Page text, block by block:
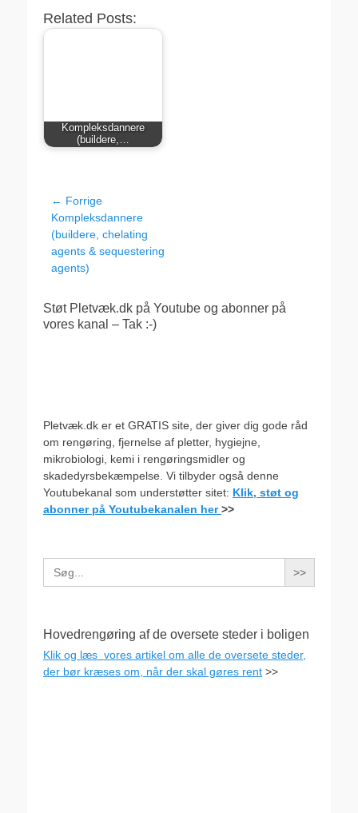
Related Posts:
Kompleksdannere
(buildere,…
Indlægsnavigation
← Forrige
Forrige
indlæg:
Kompleksdannere
(buildere, chelating
agents & sequestering
agents)
Støt Pletvæk.dk på Youtube og abonner på
vores kanal – Tak :-)
Pletvæk.dk er et GRATIS site, der giver dig gode råd
om rengøring, fjernelse af pletter, hygiejne,
mikrobiologi, kemi i rengøringsmidler og
skadedyrsbekæmpelse. Vi tilbyder også denne
Youtubekanal som understøtter sitet: Klik, støt og
abonner på Youtubekanalen her>>
Search
for:
Hovedrengøring af de oversete steder i boligen
Klik og læs vores artikel om alle de oversete steder,
der bør kræses om, når der skal gøres rent >>